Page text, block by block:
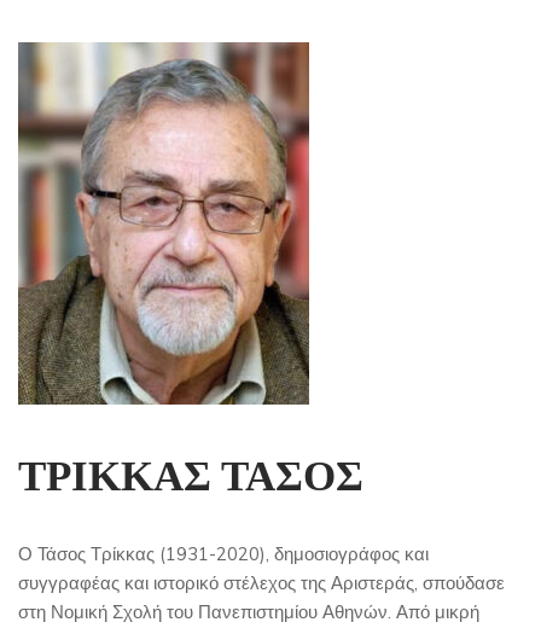
ΤΡΙΚΚΑΣ ΤΑΣΟΣ
Ο Τάσος Τρίκκας (1931-2020), δημοσιογράφος και
συγγραφέας και ιστορικό στέλεχος της Αριστεράς, σπούδασε
στη Νομική Σχολή του Πανεπιστημίου Αθηνών. Από μικρή